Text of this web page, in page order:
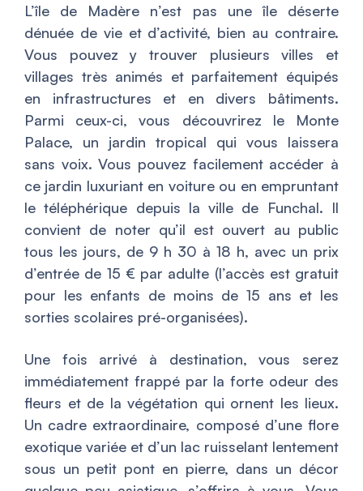
L’île de Madère n’est pas une île déserte
dénuée de vie et d’activité, bien au contraire.
Vous pouvez y trouver plusieurs villes et
villages très animés et parfaitement équipés
en infrastructures et en divers bâtiments.
Parmi ceux-ci, vous découvrirez le Monte
Palace, un jardin tropical qui vous laissera
sans voix. Vous pouvez facilement accéder à
ce jardin luxuriant en voiture ou en empruntant
le téléphérique depuis la ville de Funchal. Il
convient de noter qu’il est ouvert au public
tous les jours, de 9 h 30 à 18 h, avec un prix
d’entrée de 15 € par adulte (l’accès est gratuit
pour les enfants de moins de 15 ans et les
sorties scolaires pré-organisées).
Une fois arrivé à destination, vous serez
immédiatement frappé par la forte odeur des
fleurs et de la végétation qui ornent les lieux.
Un cadre extraordinaire, composé d’une flore
exotique variée et d’un lac ruisselant lentement
sous un petit pont en pierre, dans un décor